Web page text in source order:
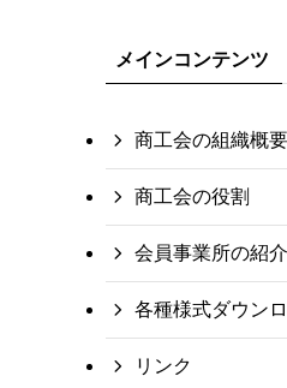
メインコンテンツ
商工会の組織概要
商工会の役割
会員事業所の紹介
各種様式ダウン
リンク